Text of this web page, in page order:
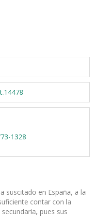
1328
suscitado en España, a la
contar con la
pues sus